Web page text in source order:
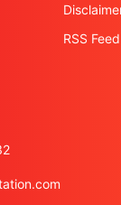
RSS Feed